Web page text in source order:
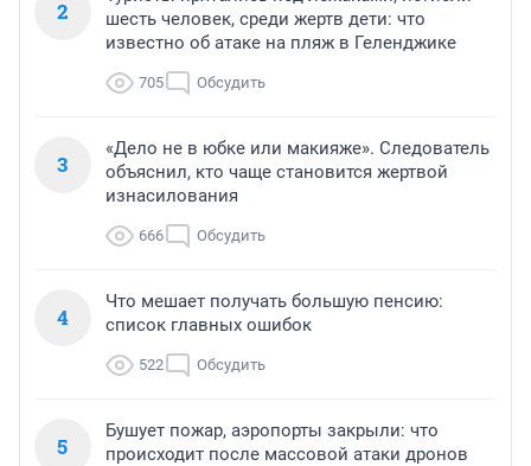
2
шесть человек, среди жертв дети: что
известно об атаке на пляж в Геленджике
705 Обсудить
3
«Дело не в юбке или макияже». Следователь
объяснил, кто чаще становится жертвой
изнасилования
666 Обсудить
4
Что мешает получать большую пенсию:
список главных ошибок
522 Обсудить
5
Бушует пожар, аэропорты закрыли: что
происходит после массовой атаки дронов